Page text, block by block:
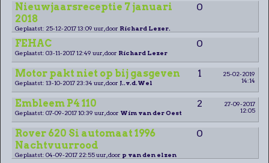
Nieuwjaarsreceptie 7 januari
2018
0
Geplaatst: 25-12-2017 13:09 uur, door Richard Lezer.
FEHAC 0
Geplaatst: 03-11-2017 12:49 uur, door Richard Lezer
Motor pakt niet op bij gasgeven 1
25-02-2019
14:14
Geplaatst: 13-10-2017 23:34 uur, door J..v.d.Wel
Embleem P4 110 2
27-09-2017
12:05
Geplaatst: 07-09-2017 10:39 uur, door Wim van der Oest
Rover 620 Si automaat 1996
Nachtvuurrood
0
Geplaatst: 04-09-2017 22:55 uur, door p van den elzen